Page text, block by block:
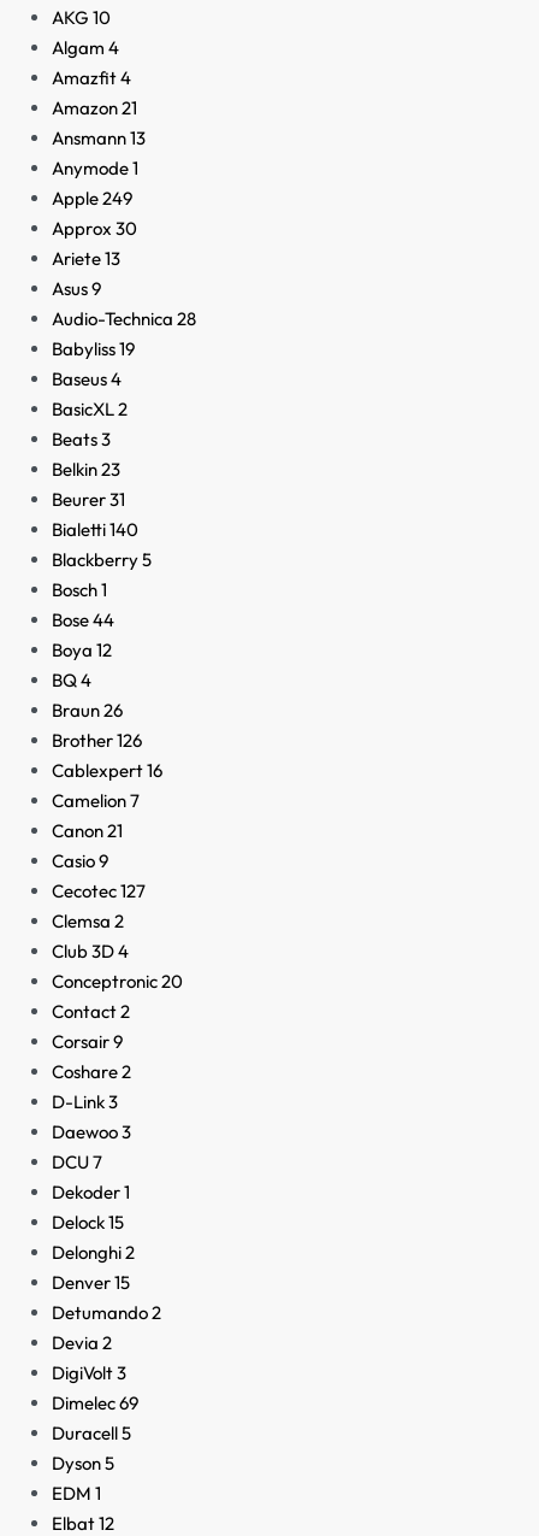
AKG 10
Algam 4
Amazfit4
Amazon21
Ansmann13
Anymode1
Apple249
Approx 30
Ariete13
Asus9
Audio-Technica 28
Babyliss19
Baseus4
BasicXL2
Beats3
Belkin23
Beurer31
Bialetti140
Blackberry5
Bosch1
Bose44
Boya 12
BQ4
Braun26
Brother126
Cablexpert16
Camelion7
Canon21
Casio9
Cecotec127
Clemsa 2
Club 3D4
Conceptronic20
Contact2
Corsair9
Coshare2
D-Link3
Daewoo3
DCU7
Dekoder1
Delock15
Delonghi2
Denver15
Detumando2
Devia 2
DigiVolt3
Dimelec69
Duracell5
Dyson5
EDM 1
Elbat12